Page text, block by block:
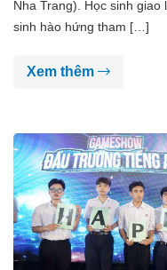
Nha Trang). Học sinh
sinh hào hứng tham […]
Xem thêm